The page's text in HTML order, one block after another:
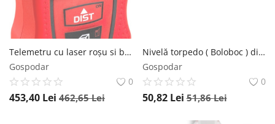
Telemetru cu laser roșu si bluetooth - 30m, METRON 30 BT - Sola-71025101
Gospodar
0
453,40 Lei 462,65Lei
Nivelă torpedo ( Boloboc ) din plastic, cu magnet PTM 5, 20cm - Sola-01430620
Gospodar
0
50,82 Lei 51,86Lei